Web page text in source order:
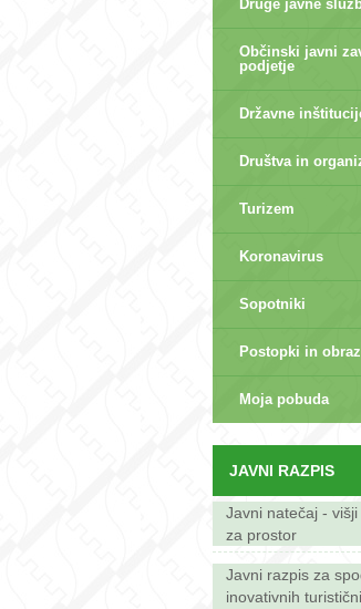
Druge javne
Občinski javni
podjetje
Državne
Društva in
Turizem
Koronavirus
Sopotniki
Postopki in
Moja pobuda
JAVNI RAZPIS
Javni natečaj -
za prostor
Javni razpis za
inovativnih